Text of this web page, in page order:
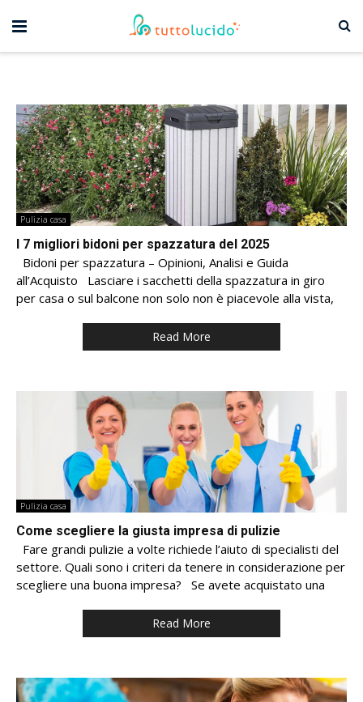
Pulizia casa
I 7 migliori bidoni per spazzatura del 2025
Bidoni per spazzatura – Opinioni, Analisi e Guida
all’Acquisto Lasciare i sacchetti della spazzatura in giro
per casa o sul balcone non solo non è piacevole alla vista,
Read More
Pulizia casa
Come scegliere la giusta impresa di pulizie
Fare grandi pulizie a volte richiede l’aiuto di specialisti del
settore. Quali sono i criteri da tenere in considerazione per
scegliere una buona impresa? Se avete acquistato una
Read More